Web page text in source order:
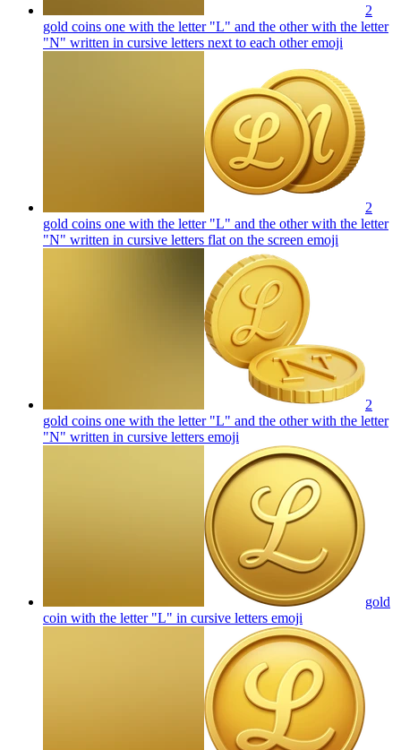
2
gold coins one with the letter "L" and the other with the letter
"N" written in cursive letters next to each otheremoji
2
gold coins one with the letter "L" and the other with the letter
"N" written in cursive letters flat on the screen emoji
2
gold coins one with the letter "L" and the other with the letter
"N" written in cursive letters emoji
gold
coin with the letter "L" in cursive letters emoji